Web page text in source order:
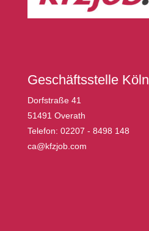
Geschäftsstelle Köln
Dorfstraße 41
51491 Overath
Telefon: 02207 - 8498 148
ca@kfzjob.com